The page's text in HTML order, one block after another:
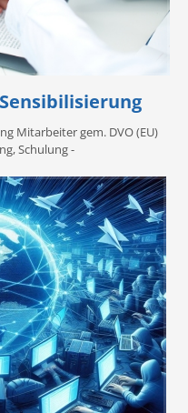
Mitarbeiter gem. DVO (EU)
Schulung -